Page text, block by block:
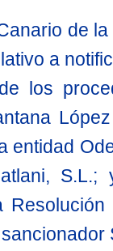
de
a
los
entidad